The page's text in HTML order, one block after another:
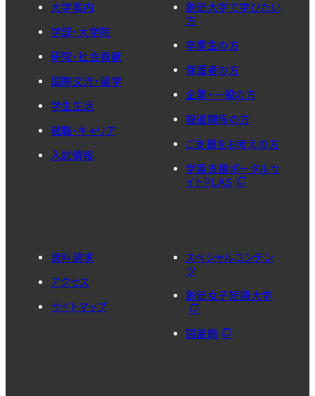
大学案内
学部・大学院
研究・社会貢献
国際交流・留学
学生生活
就職・キャリア
入試情報
創価大学で学びたい
方
卒業生の方
保護者の方
企業・一般の方
報道関係の方
ご支援をお考えの方
学習支援ポータルサ
イトPLAS
資料請求
アクセス
サイトマップ
スペシャルコンテン
ツ
創価女子短期大学
図書館